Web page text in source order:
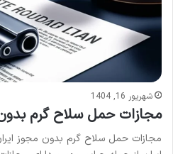
شهریور 16, 1404
مجازات حمل سلاح گرم
مجازات حمل سلاح گرم بدون مجوز